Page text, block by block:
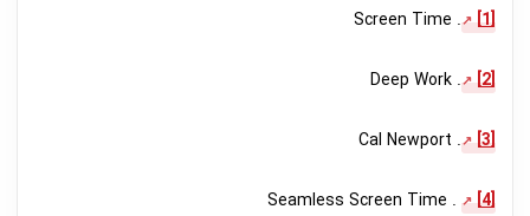
[1]
. Screen Time
[2]
. Deep Work
[3]
. Cal Newport
[4]
. Seamless Screen Time